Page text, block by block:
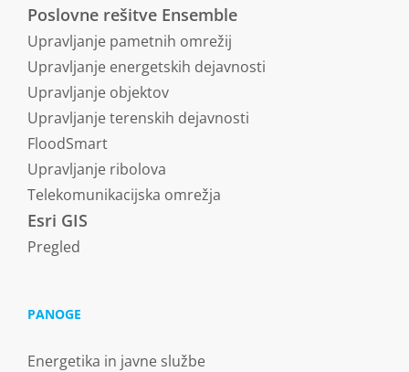
Poslovne rešitve Ensemble
Upravljanje pametnih omrežij
Upravljanje energetskih dejavnosti
Upravljanje objektov
Upravljanje terenskih dejavnosti
FloodSmart
Upravljanje ribolova
Telekomunikacijska omrežja
Esri GIS
Pregled
PANOGE
Energetika in javne službe